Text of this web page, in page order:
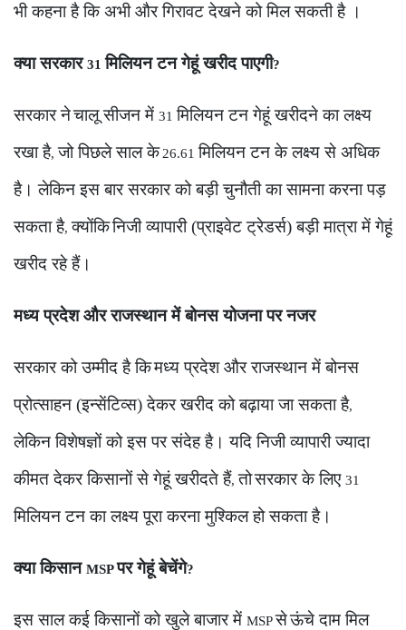
भी कहना है कि अभी और गिरावट देखने को मिल सकती है ।
क्या सरकार31मिलियन टन गेहूं खरीद पाएगी?
सरकार नेचालू सीजन में 31मिलियन टन गेहूं खरीदने का लक्ष्य
रखा है,जो पिछले साल के 26.61मिलियन टन के लक्ष्य से अधिक
है। लेकिन इस बार सरकार को बड़ी चुनौती का सामना करना पड़
सकता है,क्योंकिनिजी व्यापारी (प्राइवेट ट्रेडर्स) बड़ी मात्रा में गेहूं
खरीद रहे हैं।
मध्य प्रदेश और राजस्थान में बोनस योजना पर नजर
सरकार को उम्मीद है किमध्य प्रदेश और राजस्थान में बोनस
प्रोत्साहन (इन्सेंटिव्स) देकर खरीद को बढ़ाया जा सकता है,
लेकिन विशेषज्ञों को इस पर संदेह है। यदि निजी व्यापारी ज्यादा
कीमत देकर किसानों से गेहूं खरीदते हैं,तोसरकार के लिए 31
मिलियन टन का लक्ष्य पूरा करना मुश्किल हो सकता है।
क्या किसान MSPपर गेहूं बेचेंगे?
इस साल कई किसानों को खुले बाजार में MSPसेऊंचे दाम मिल